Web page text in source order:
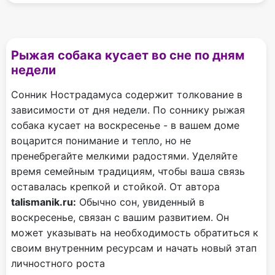
Рыжая собака кусает во сне по дням
недели
Сонник Нострадамуса содержит толкование в
зависимости от дня недели. По соннику рыжая
собака кусает на воскресенье - в вашем доме
воцарится понимание и тепло, но не
пренебрегайте мелкими радостями. Уделяйте
время семейным традициям, чтобы ваша связь
оставалась крепкой и стойкой. От автора
talismanik.ru: Обычно сон, увиденный в
воскресенье, связан с вашим развитием. Он
может указывать на необходимость обратиться к
своим внутренним ресурсам и начать новый этап
личностного роста